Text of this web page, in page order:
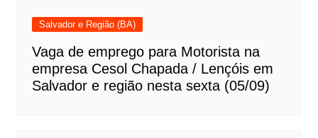
Salvador e Região (BA)
Vaga de emprego para Motorista na
empresa Cesol Chapada / Lençóis em
Salvador e região nesta sexta (05/09)